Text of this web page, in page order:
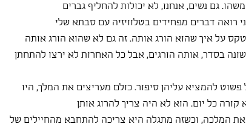
גם נשים, אנחנו, לא יכולות להחליף גברים
רואה דברים מפחידים בטלוויזיה עם סבתא שלי
על איך שהוא הורג אותה. זה גם לא שהוא הורג אותה
בסדר, אותה הורגים, אבל כל האחרות לא ירצו להתחתן
להמציא עליהן סיפור. כולם מעריצים את המלך, היו
כל יום. הוא לא היה צריך להרוג אותן
את המלכה, וכשזה מתגלה היא צריכה להתחבא מהחיילים של